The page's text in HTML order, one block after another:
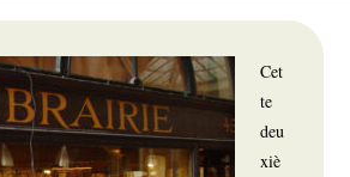
Cet
te
deu
xiè